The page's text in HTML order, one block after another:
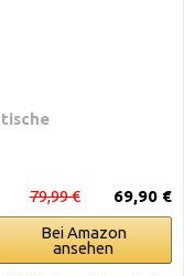
69,90 €
79,99 €
Bei Amazon
ansehen